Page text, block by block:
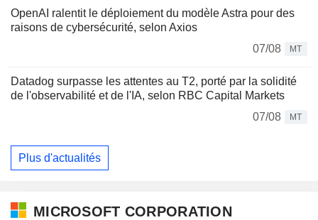
OpenAI ralentit le déploiement du modèle Astra pour des
raisons de cybersécurité, selon Axios
07/08
MT
Datadog surpasse les attentes au T2, porté par la solidité
de l'observabilité et de l'IA, selon RBC Capital Markets
07/08
MT
Plus d'actualités
MICROSOFT CORPORATION